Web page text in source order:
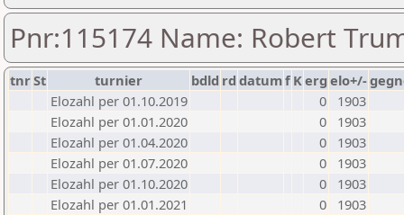
Pnr:115174 Name: Robert
tnrSt turnier bdld rd datumf Kerg elo+/-
Elozahl per 01.10.2019
0
1903
Elozahl per 01.01.2020
0
1903
Elozahl per 01.04.2020
0
1903
Elozahl per 01.07.2020
0
1903
Elozahl per 01.10.2020
0
1903
Elozahl per 01.01.2021
0
1903